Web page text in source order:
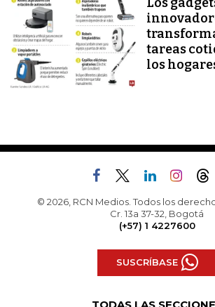
Los
tareas
los
© 2026, RCN Medios. Todos los
Cr. 13a 37-32, Bogotá
(+57) 1 4227600
SUSCRÍBASE